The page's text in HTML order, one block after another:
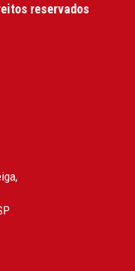
reservados